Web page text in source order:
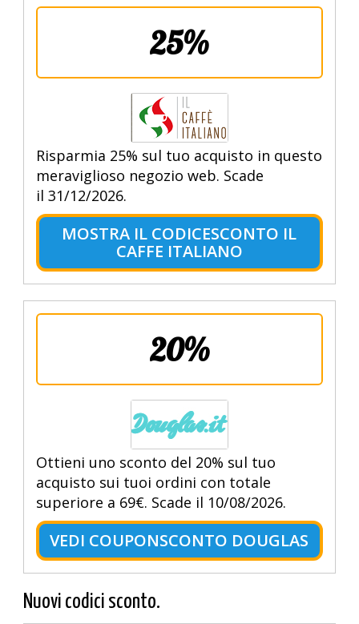
25%
Risparmia 25% sul tuo acquisto in questo
meraviglioso negozio web. Scade
il 31/12/2026.
MOSTRA IL CODICESCONTO IL
CAFFE ITALIANO
20%
Ottieni uno sconto del 20% sul tuo
acquisto sui tuoi ordini con totale
superiore a 69€. Scade il 10/08/2026.
VEDI COUPONSCONTO DOUGLAS
Nuovi codici sconto.